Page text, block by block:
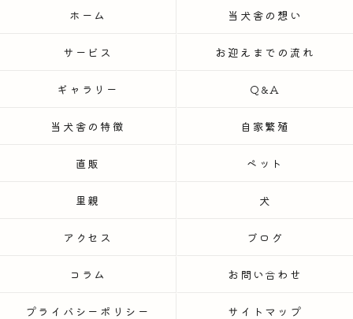
ホーム 当犬舎の想い
サービス お迎えまでの流れ
ギャラリー Q&A
当犬舎の特徴 自家繁殖
直販 ペット
里親 犬
アクセス ブログ
コラム お問い合わせ
プライバシーポリシー サイトマップ